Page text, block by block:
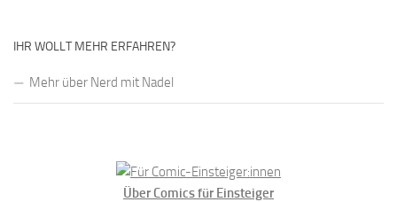
IHR WOLLT MEHR ERFAHREN?
Mehr über Nerd mit Nadel
Über Comics für Einsteiger